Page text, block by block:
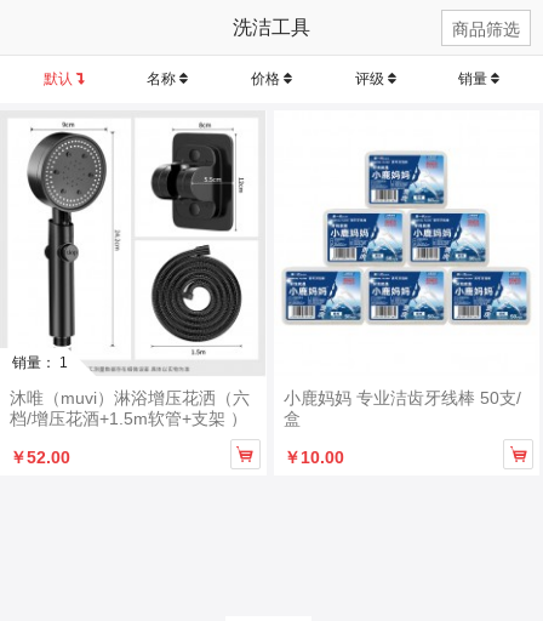
商品筛选
洗洁工具
默认 名称 价格 评级 销量
销量： 1
沐唯（muvi）淋浴增压花洒（六
档/增压花酒+1.5m软管+支架 ）
￥52.00

小鹿妈妈 专业洁齿牙线棒 50支/
盒
￥10.00
